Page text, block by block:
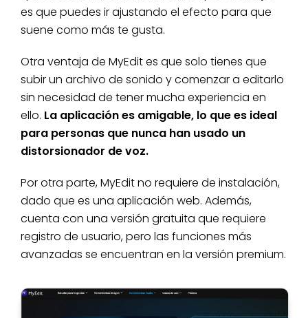
es que puedes ir ajustando el efecto para que
suene como más te gusta.
Otra ventaja de MyEdit es que solo tienes que
subir un archivo de sonido y comenzar a editarlo
sin necesidad de tener mucha experiencia en
ello. La aplicación es amigable, lo que es ideal
para personas que nunca han usado un
distorsionador de voz.
Por otra parte, MyEdit no requiere de instalación,
dado que es una aplicación web. Además,
cuenta con una versión gratuita que requiere
registro de usuario, pero las funciones más
avanzadas se encuentran en la versión premium.